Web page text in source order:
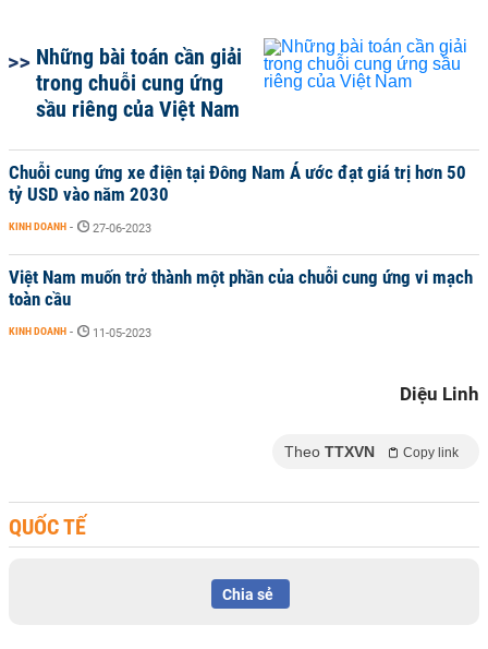
Những bài toán cần giải
trong chuỗi cung ứng
sầu riêng của Việt Nam
Chuỗi cung ứng xe điện tại Đông Nam Á ước đạt giá trị hơn 50
tỷ USD vào năm 2030
KINH DOANH - 27-06-2023
Việt Nam muốn trở thành một phần của chuỗi cung ứng vi mạch
toàn cầu
KINH DOANH - 11-05-2023
Diệu Linh
Theo TTXVN Copy link
QUỐC TẾ
Chia sẻ